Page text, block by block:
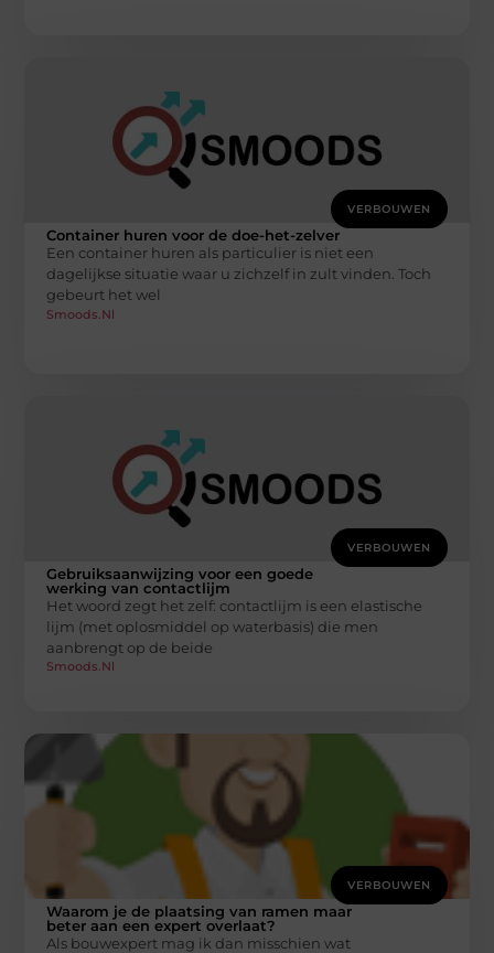
VERBOUWEN
Container huren voor de doe-het-zelver
Een container huren als particulier is niet een
dagelijkse situatie waar u zichzelf in zult vinden. Toch
gebeurt het wel
Smoods.nl
VERBOUWEN
Gebruiksaanwijzing voor een goede
werking van contactlijm
Het woord zegt het zelf: contactlijm is een elastische
lijm (met oplosmiddel op waterbasis) die men
aanbrengt op de beide
Smoods.nl
VERBOUWEN
Waarom je de plaatsing van ramen maar
beter aan een expert overlaat?
Als bouwexpert mag ik dan misschien wat